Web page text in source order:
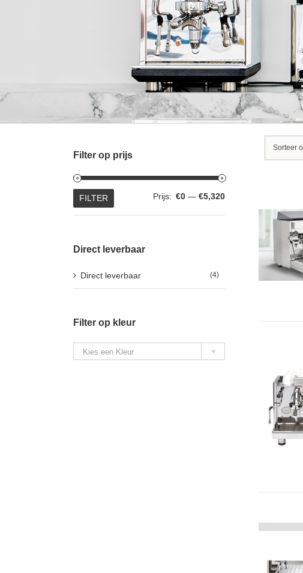
Sorteer
Filter op prijs
Min.
Max.
FILTER Prijs: €0 — €5,320
Direct leverbaar
Direct leverbaar (4)
Filter op kleur

Kies een Kleur